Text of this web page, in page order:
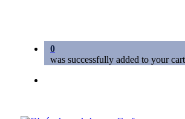
0
was successfully added to your